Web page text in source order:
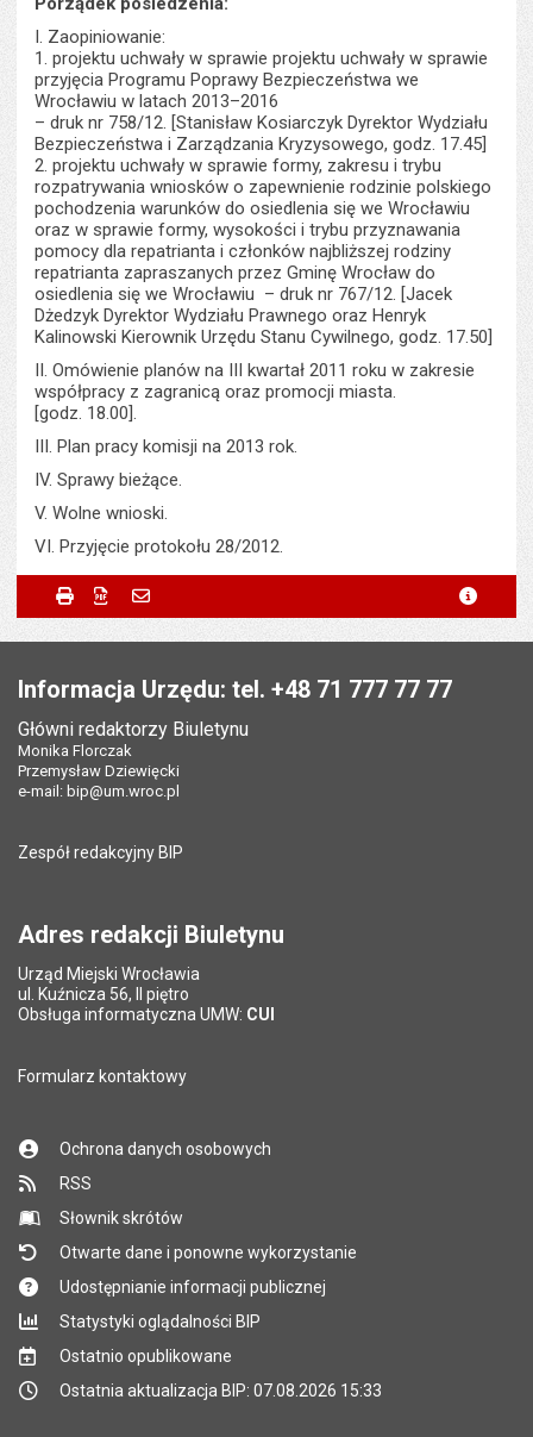
I. Zaopiniowanie:
1. projektu uchwały w sprawie projektu uchwały w sprawie
przyjęcia Programu Poprawy Bezpieczeństwa we
Wrocławiu w latach 2013–2016
– druk nr 758/12. [Stanisław Kosiarczyk Dyrektor Wydziału
Bezpieczeństwa i Zarządzania Kryzysowego, godz. 17.45]
2. projektu uchwały w sprawie formy, zakresu i trybu
rozpatrywania wniosków o zapewnienie rodzinie polskiego
pochodzenia warunków do osiedlenia się we Wrocławiu
oraz w sprawie formy, wysokości i trybu przyznawania
pomocy dla repatrianta i członków najbliższej rodziny
repatrianta zapraszanych przez Gminę Wrocław do
osiedlenia się we Wrocławiu – druk nr 767/12. [Jacek
Dżedzyk Dyrektor Wydziału Prawnego oraz Henryk
Kalinowski Kierownik Urzędu Stanu Cywilnego, godz. 17.50]
II. Omówienie planów na III kwartał 2011 roku w zakresie
współpracy z zagranicą oraz promocji miasta.
[godz. 18.00].
III. Plan pracy komisji na 2013 rok.
IV. Sprawy bieżące.
V. Wolne wnioski.
VI. Przyjęcie protokołu 28/2012.
Metryczka
Podmiot udostępniający:
Urząd Miejski Wrocławia
Opublikował w BIP:
Data opublikowania:
Powiadom znajomego
Powiadom znajomego
Twoje imię i nazwisko
Twój adres e-mail Pole wymagane
Tytuł e-mailaPole wymagane
*
Adres e-mail znajomego
Pytanie antyspamowe
*
Pole wymagane
Drukuj Zapisz do PDF
Informacja Urzędu: tel. +48 71 777 77 77
Główni redaktorzy Biuletynu
Monika Florczak
Przemysław Dziewięcki
e-mail: bip@um.wroc.pl
Zespół redakcyjny BIP
Adres redakcji Biuletynu
Urząd Miejski Wrocławia
ul. Kuźnicza 56, II piętro
Obsługa informatyczna UMW: CUI
Formularz kontaktowy
Ochrona danych osobowych
RSS
Słownik skrótów
Otwarte dane i ponowne wykorzystanie
Udostępnianie informacji publicznej
Statystyki oglądalności BIP
Ostatnio opublikowane
Ostatnia aktualizacja BIP: 07.08.2026 15:33